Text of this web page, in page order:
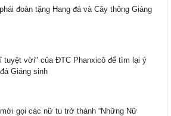
đoàn tặng Hang đá và Cây thông Giáng
tuyệt vời" của ĐTC Phanxicô để tìm lại ý
Giáng sinh
gọi các nữ tu trở thành “Những Nữ